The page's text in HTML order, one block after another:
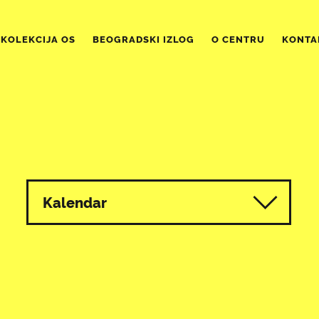
KOLEKCIJA OS BEOGRADSKI IZLOG O CENTRU
Kalendar